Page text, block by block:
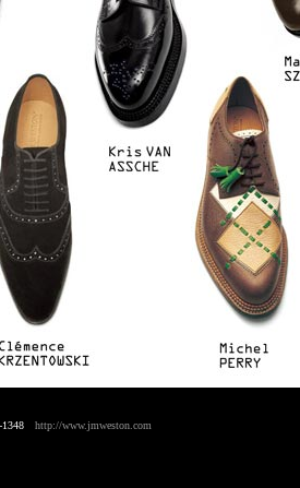
1348 http://www.jmweston.com